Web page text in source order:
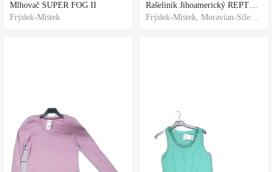
Mlhovač SUPER FOG II
Frýdek-Místek
Rašelinik Jihoamerický REPTER - 5 balení - 500g -
Frýdek-Místek, Moravian-Silesian Region,Others